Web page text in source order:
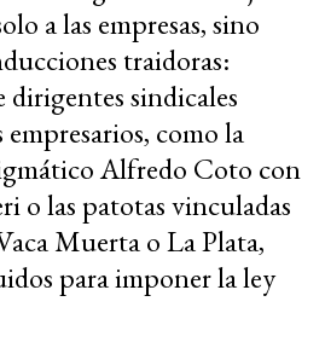
a las empresas, sino
traidoras:
dirigentes sindicales
como la
Alfredo Coto con
o las patotas vinculadas
Muerta o La Plata,
para imponer la ley